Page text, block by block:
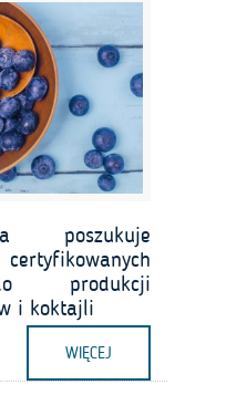
poszukuje
produkcji
i koktajli
WIĘCEJ